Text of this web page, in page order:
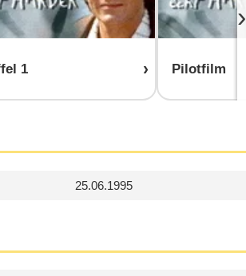
1 Pilotfilm
›
25.06.1995